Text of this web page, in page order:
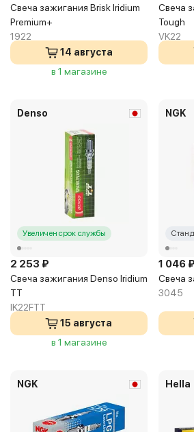
Свеча зажигания Brisk Iridium
Premium+
1922
14 августа
в 1 магазине
Свеча
Tough
VK22
Denso
Увеличен срок службы
2 253 ₽
Свеча зажигания Denso Iridium
TT
IK22FTT
15 августа
в 1 магазине
NGK
1 046 ₽
Свеча
3045
NGK Hella